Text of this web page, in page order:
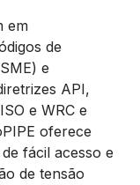
em
de
e
API,
e WRC e
oferece
fácil acesso e
de tensão